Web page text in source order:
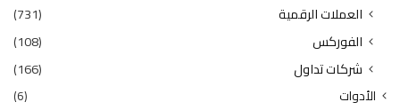
العملات الرقمية
(731)
الفوركس
(108)
شركات تداول
(166)
الأدوات (6)